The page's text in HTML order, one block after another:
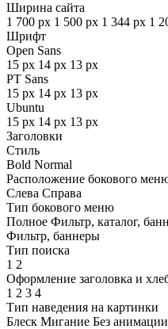
Ширина сайта
1 700 px 1 500 px 1 344 px 1
Шрифт
Open Sans
15 px 14 px 13 px
PT Sans
15 px 14 px 13 px
Ubuntu
15 px 14 px 13 px
Заголовки
Стиль
Bold Normal
Расположение бокового
Слева Справа
Тип бокового меню
Полное Фильтр, каталог,
Фильтр, баннеры
Тип поиска
1 2
Оформление заголовка и
1 2 3 4
Тип наведения на картинки
Блеск Мигание Без анимации